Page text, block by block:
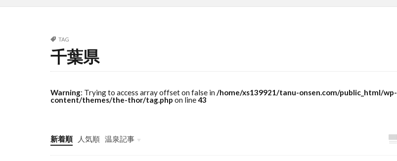
TAG
千葉県
Warning: Trying to access array offset on false in/home/xs139921/tanu-onsen.com/public_html/wp-
content/themes/the-thor/tag.php on line43
新着順 人気順 温泉記事
温泉記事